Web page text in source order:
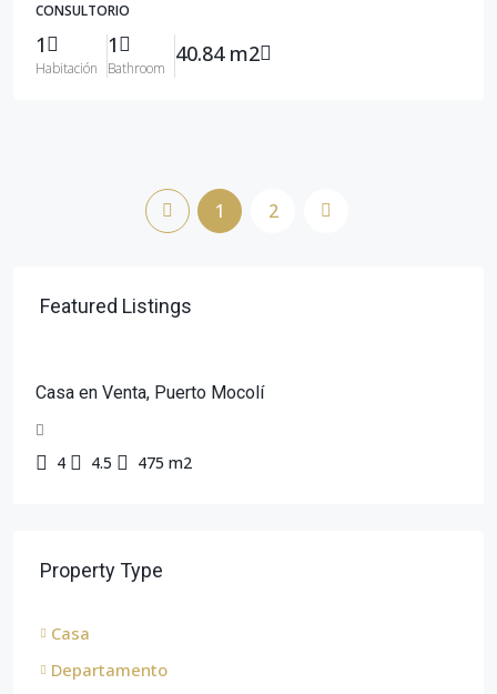
CONSULTORIO
1
Habitación
1
Bathroom
40.84 m2
1 2
Featured Listings
Casa en Venta, Puerto Mocolí
4 4.5 475 m2
Property Type
Casa
Departamento